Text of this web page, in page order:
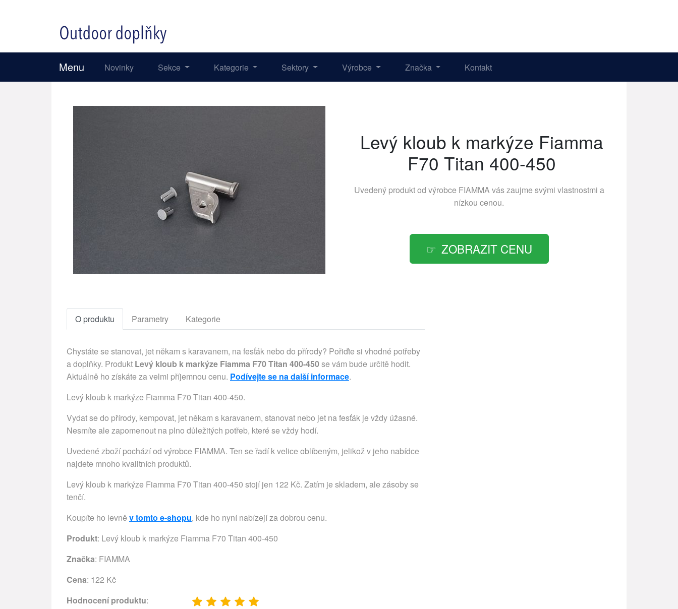
Menu Novinky Sekce Kategorie Sektory Výrobce Značka Kontakt
Levý kloub k markýze Fiamma
F70 Titan 400-450
Uvedený produkt od výrobce FIAMMAvás zaujme svými vlastnostmi a
nízkou cenou.
ZOBRAZIT CENU
O produktu Parametry Kategorie
Chystáte se stanovat, jet někam s karavanem, na fesťák nebo do přírody? Pořiďte si vhodné potřeby
a doplňky. Produkt Levý kloub k markýze Fiamma F70 Titan 400-450se vám bude určitě hodit.
Aktuálně ho získáte za velmi příjemnou cenu. Podívejte se na další informace.
Levý kloub k markýze Fiamma F70 Titan 400-450.
Vydat se do přírody, kempovat, jet někam s karavanem, stanovat nebo jet na fesťák je vždy úžasné.
Nesmíte ale zapomenout na plno důležitých potřeb, které se vždy hodí.
Uvedené zboží pochází od výrobce FIAMMA. Ten se řadí k velice oblíbeným, jelikož v jeho nabídce
najdete mnoho kvalitních produktů.
Levý kloub k markýze Fiamma F70 Titan 400-450 stojí jen 122 Kč. Zatím je skladem, ale zásoby se
tenčí.
Koupíte ho levně v tomto e-shopu, kde ho nyní nabízejí za dobrou cenu.
Produkt: Levý kloub k markýze Fiamma F70 Titan 400-450
Značka: FIAMMA
Cena: 122 Kč
Hodnocení produktu: